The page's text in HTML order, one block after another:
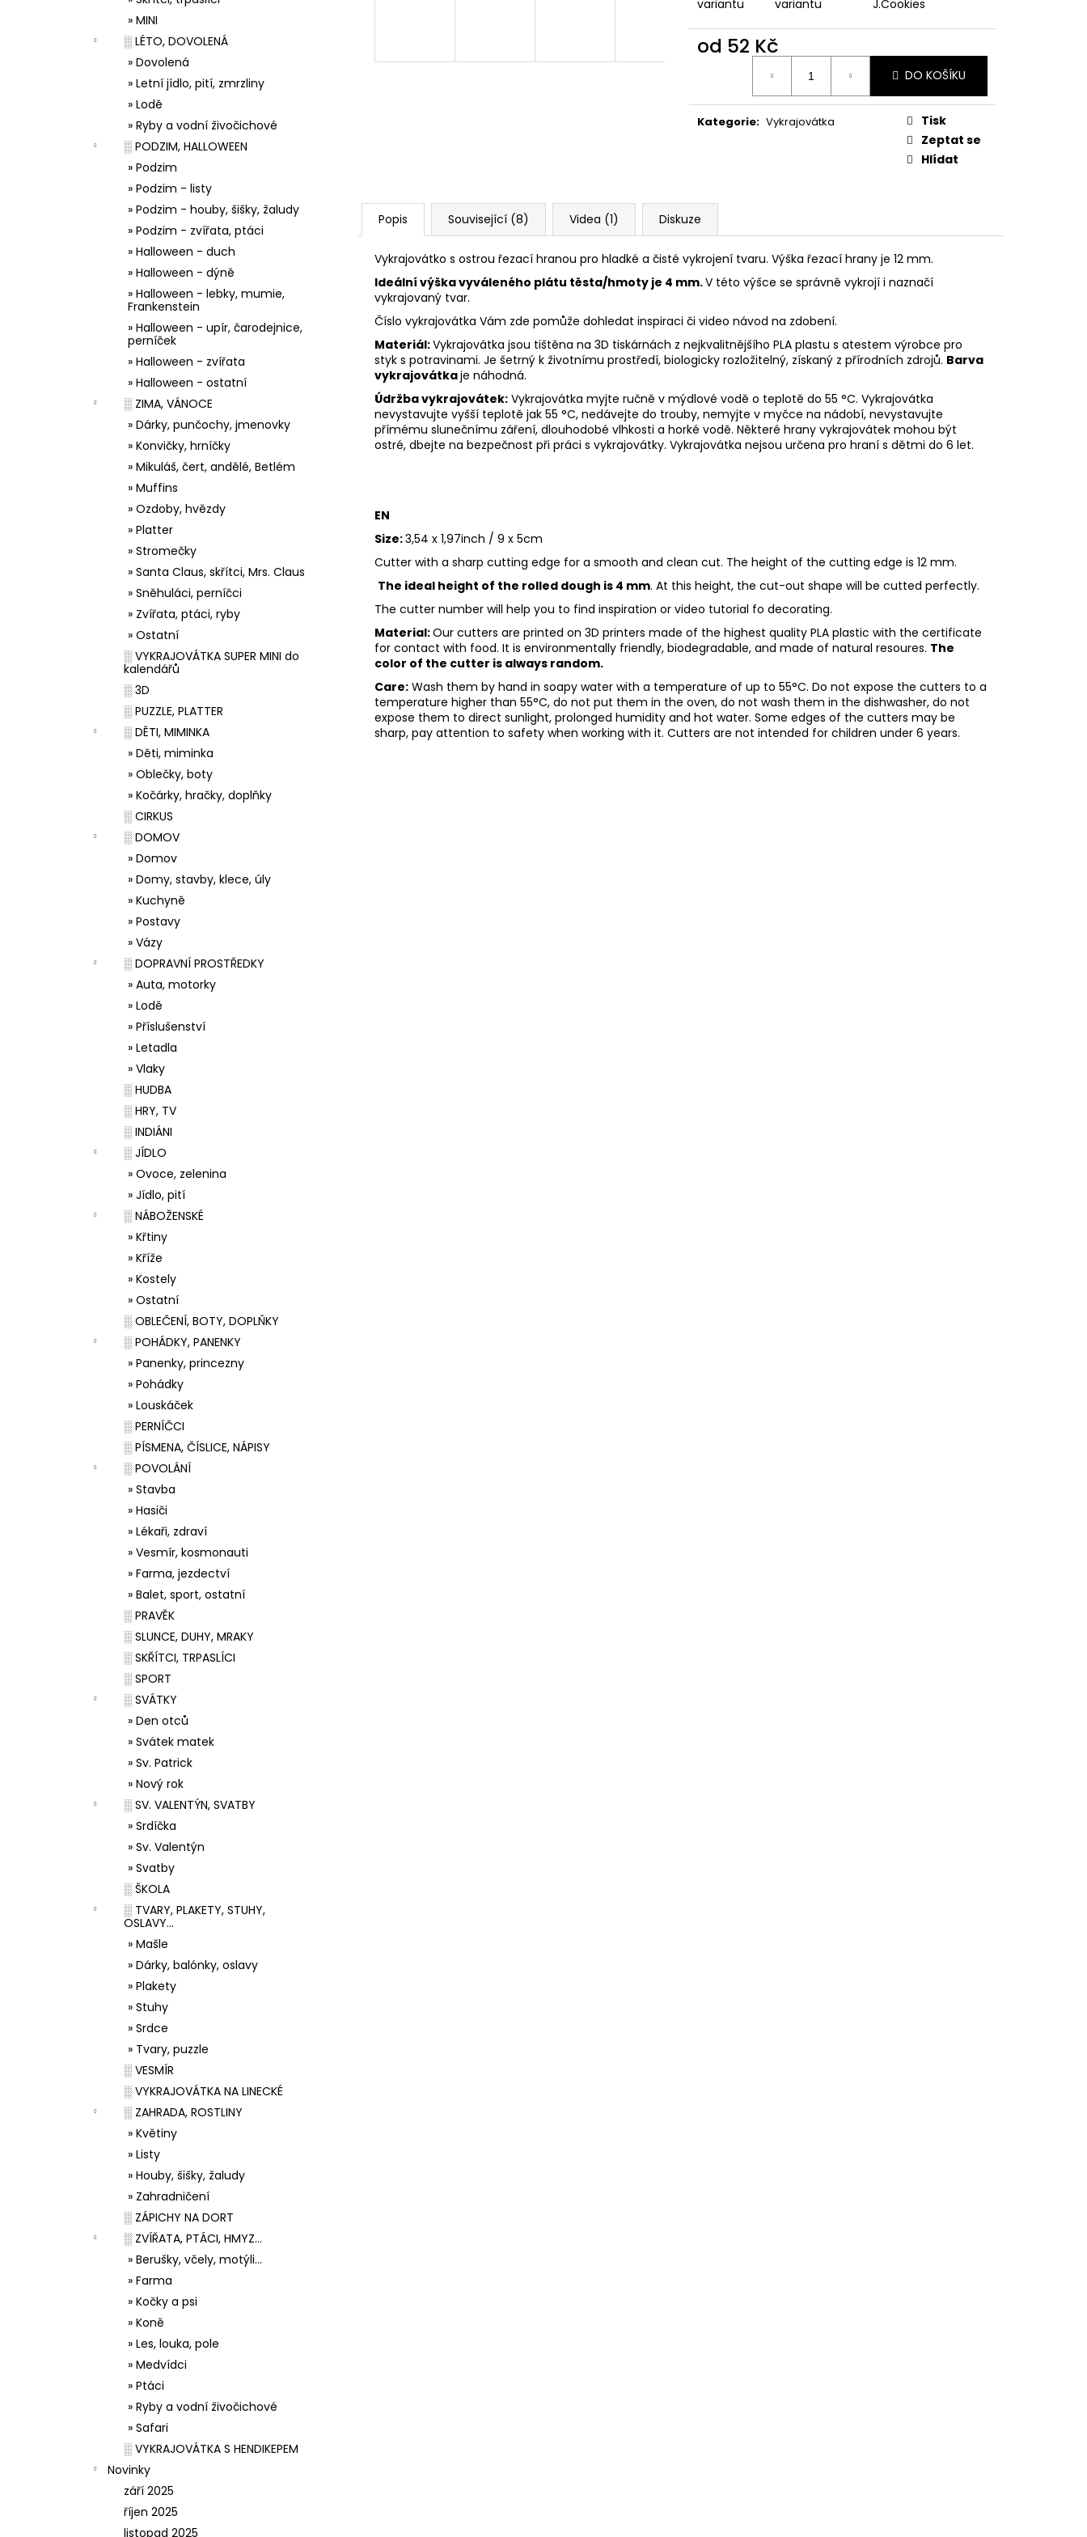
» MINI
░ LÉTO, DOVOLENÁ
» Dovolená
» Letní jídlo, pití, zmrzliny
» Lodě
» Ryby a vodní živočichové
░ PODZIM, HALLOWEEN
» Podzim
» Podzim - listy
» Podzim - houby, šišky, žaludy
» Podzim - zvířata, ptáci
» Halloween - duch
» Halloween - dýně
» Halloween - lebky, mumie,
Frankenstein
» Halloween - upír, čarodejnice,
perníček
» Halloween - zvířata
» Halloween - ostatní
░ ZIMA, VÁNOCE
» Dárky, punčochy, jmenovky
» Konvičky, hrníčky
» Mikuláš, čert, andělé, Betlém
» Muffins
» Ozdoby, hvězdy
» Platter
» Stromečky
» Santa Claus, skřítci, Mrs. Claus
» Sněhuláci, perníčci
» Zvířata, ptáci, ryby
» Ostatní
░ VYKRAJOVÁTKA SUPER MINI do
kalendářů
░ 3D
░ PUZZLE, PLATTER
░ DĚTI, MIMINKA
» Děti, miminka
» Oblečky, boty
» Kočárky, hračky, doplňky
░ CIRKUS
░ DOMOV
» Domov
» Domy, stavby, klece, úly
» Kuchyně
» Postavy
» Vázy
░ DOPRAVNÍ PROSTŘEDKY
» Auta, motorky
» Lodě
» Příslušenství
» Letadla
» Vlaky
░ HUDBA
░ HRY, TV
░ INDIÁNI
░ JÍDLO
» Ovoce, zelenina
» Jídlo, pití
░ NÁBOŽENSKÉ
» Křtiny
» Kříže
» Kostely
» Ostatní
░ OBLEČENÍ, BOTY, DOPLŇKY
░ POHÁDKY, PANENKY
» Panenky, princezny
» Pohádky
» Louskáček
░ PERNÍČCI
░ PÍSMENA, ČÍSLICE, NÁPISY
░ POVOLÁNÍ
» Stavba
» Hasiči
» Lékaři, zdraví
» Vesmír, kosmonauti
» Farma, jezdectví
» Balet, sport, ostatní
░ PRAVĚK
░ SLUNCE, DUHY, MRAKY
░ SKŘÍTCI, TRPASLÍCI
░ SPORT
░ SVÁTKY
» Den otců
» Svátek matek
» Sv. Patrick
» Nový rok
░ SV. VALENTÝN, SVATBY
» Srdíčka
» Sv. Valentýn
» Svatby
░ ŠKOLA
░ TVARY, PLAKETY, STUHY,
OSLAVY...
» Mašle
» Dárky, balónky, oslavy
» Plakety
» Stuhy
» Srdce
» Tvary, puzzle
░ VESMÍR
░ VYKRAJOVÁTKA NA LINECKÉ
░ ZAHRADA, ROSTLINY
» Květiny
» Listy
» Houby, šišky, žaludy
» Zahradničení
░ ZÁPICHY NA DORT
░ ZVÍŘATA, PTÁCI, HMYZ...
» Berušky, včely, motýli...
» Farma
» Kočky a psi
» Koně
» Les, louka, pole
» Medvídci
» Ptáci
» Ryby a vodní živočichové
» Safari
░ VYKRAJOVÁTKA S HENDIKEPEM
Novinky
září 2025
říjen 2025
listopad 2025
variantu
variantu
J.Cookies
od 52 Kč
DO KOŠÍKU
Kategorie: Vykrajovátka
Tisk
Zeptat se
Hlídat
Popis Související (8) Videa (1) Diskuze
Vykrajovátko s ostrou řezací hranou pro hladké a čisté vykrojení tvaru. Výška řezací hrany je 12 mm.
Ideální výška vyváleného plátu těsta/hmoty je 4 mm.V této výšce se správně vykrojí i naznačí
vykrajovaný tvar.
Číslo vykrajovátka Vám zde pomůže dohledat inspiraci či video návod na zdobení.
Materiál:Vykrajovátka jsou tištěna na 3D tiskárnách z nejkvalitnějšího PLA plastu s atestem výrobce pro
styk s potravinami. Je šetrný k životnímu prostředí, biologicky rozložitelný, získaný z přírodních zdrojů. Barva
vykrajovátkaje náhodná.
Údržba vykrajovátek: Vykrajovátka myjte ručně v mýdlové vodě o teplotě do 55 °C. Vykrajovátka
nevystavujte vyšší teplotě jak 55 °C, nedávejte do trouby, nemyjte v myčce na nádobí, nevystavujte
přímému slunečnímu záření, dlouhodobé vlhkosti a horké vodě. Některé hrany vykrajovátek mohou být
ostré, dbejte na bezpečnost při práci s vykrajovátky. Vykrajovátka nejsou určena pro hraní s dětmi do 6 let.
EN
Size:3,54 x 1,97inch / 9 x 5cm
Cutter with a sharp cutting edge for a smooth and clean cut. The height of the cutting edge is 12 mm.
The ideal height of the rolled dough is 4 mm. At this height, the cut-out shape will be cutted perfectly.
The cutter number will help you to find inspiration or video tutorial fo decorating.
Material:Our cutters are printed on 3D printers made of the highest quality PLA plastic with the certificate
for contact with food. It is environmentally friendly, biodegradable, and made of natural resoures. The
color of the cutter is always random.
Care: Wash them by hand in soapy water with a temperature of up to 55°C. Do not expose the cutters to a
temperature higher than 55°C, do not put them in the oven, do not wash them in the dishwasher, do not
expose them to direct sunlight, prolonged humidity and hot water. Some edges of the cutters may be
sharp, pay attention to safety when working with it. Cutters are not intended for children under 6 years.
33001 ZDOBÍCÍ SÁČEK
VYKRAJOVÁTKA PODZIMNÍ KOLEKCE